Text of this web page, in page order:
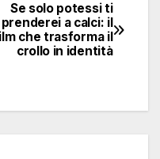
Se solo potessi ti
prenderei a calci: il
che trasforma il
crollo in identità